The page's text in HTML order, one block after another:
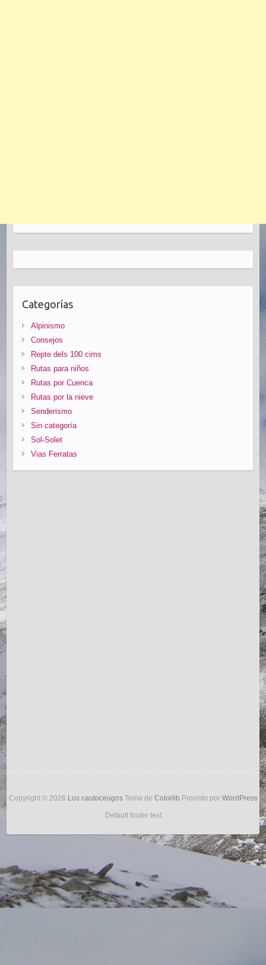
Categorías
Alpinismo
Consejos
Repte dels 100 cims
Rutas para niños
Rutas por Cuenca
Rutas por la nieve
Senderismo
Sin categoría
Sol-Solet
Vias Ferratas
Copyright © 2026 Los cautoceugosTema de Colorlib Provisto por WordPress
Default footer text